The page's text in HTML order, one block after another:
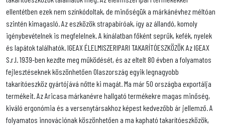
ellentétben ezek nem színkódoltak, de minőségük a márkánévhez méltóan
szintén kimagasló. Az eszközök strapabíróak, így az állandó, komoly
igénybevételnek is megfelelnek. A kínálatban főként seprűk, kefék, nyelek
és lapátok találhatók. IGEAX ÉLELMISZERIPARI TAKARÍTÓESZKÖZÖK Az IGEAX
S.r.l. 1939-ben kezdte meg működését, és az eltelt 80 évben a folyamatos
fejlesztéseknek köszönhetően Olaszország egyik legnagyobb
takarítóeszköz gyártójává nőtte ki magát. Ma már 50 országba exportálja
termékeit. Az Aricasa márkanévre hallgató termékekre magas minőség,
kiváló ergonómia és a versenytársakhoz képest kedvezőbb ár jellemző. A
folyamatos innovációnak köszönhetően a ma kapható takarítóeszközök,